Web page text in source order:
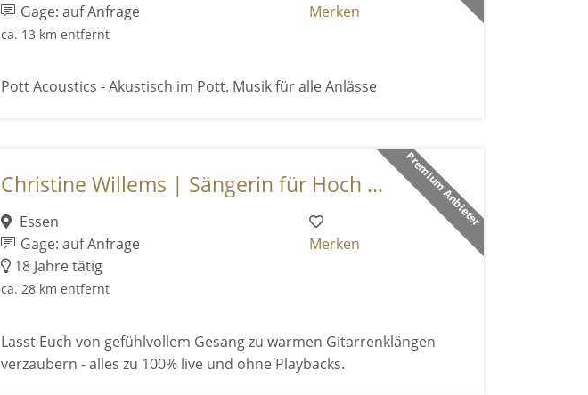
Gage: auf Anfrage
ca. 13 km entfernt
Merken
Pott Acoustics - Akustisch im Pott. Musik für alle Anlässe
Premium Anbieter
Christine Willems | Sängerin für Hoch ...
Essen
Gage: auf Anfrage
18 Jahre tätig
ca. 28 km entfernt
Merken
Lasst Euch von gefühlvollem Gesang zu warmen Gitarrenklängen
verzaubern - alles zu 100% live und ohne Playbacks.